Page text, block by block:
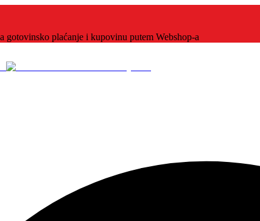
gotovinsko plaćanje i kupovinu putem Webshop-a